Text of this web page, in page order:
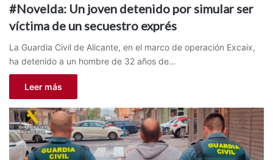
#Novelda: Un joven detenido por simular ser
víctima de un secuestro exprés
La Guardia Civil de Alicante, en el marco de operación Excaix,
ha detenido a un hombre de 32 años de…
Leer más